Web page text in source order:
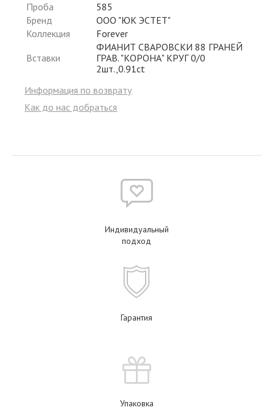
Проба
585
Бренд
ООО "ЮК ЭСТЕТ"
Коллекция
Forever
Вставки
ФИАНИТ СВАРОВСКИ 88 ГРАНЕЙ
ГРАВ. "КОРОНА" КРУГ 0/0
2шт.,0.91ct
Информация по возврату
Как до нас добраться
Индивидуальный
подход
Гарантия
Упаковка